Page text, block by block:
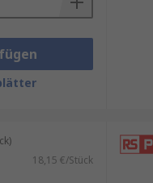
18,15 €/Stück